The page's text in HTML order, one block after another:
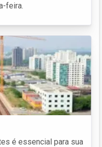
feira.
é essencial para sua